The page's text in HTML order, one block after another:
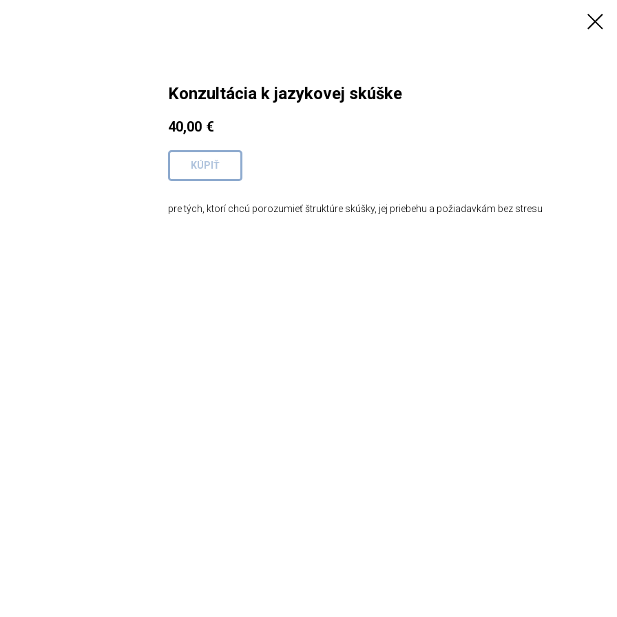
Konzultácia k jazykovej skúške
40,00 €
KÚPIŤ
pre tých, ktorí chcú porozumieť štruktúre skúšky, jej priebehu a požiadavkám bez stresu